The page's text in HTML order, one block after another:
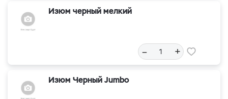
Изюм черный мелкий
– +
Изюм Черный Jumbo